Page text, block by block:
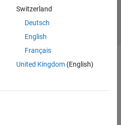
Switzerland
Deutsch
English
Français
United Kingdom(English)